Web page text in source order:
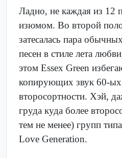
Ладно, не каждая из 12
изюмом. Во второй
затесалась пара
песен в стиле лета
этом Essex Green
копирующих звук 60-
второсортности. Хэй,
груда куда более
тем не менее) групп
Love Generation.